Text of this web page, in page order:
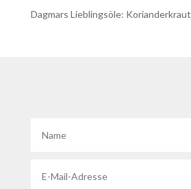
Dagmars Lieblingsöle: Korianderkraut